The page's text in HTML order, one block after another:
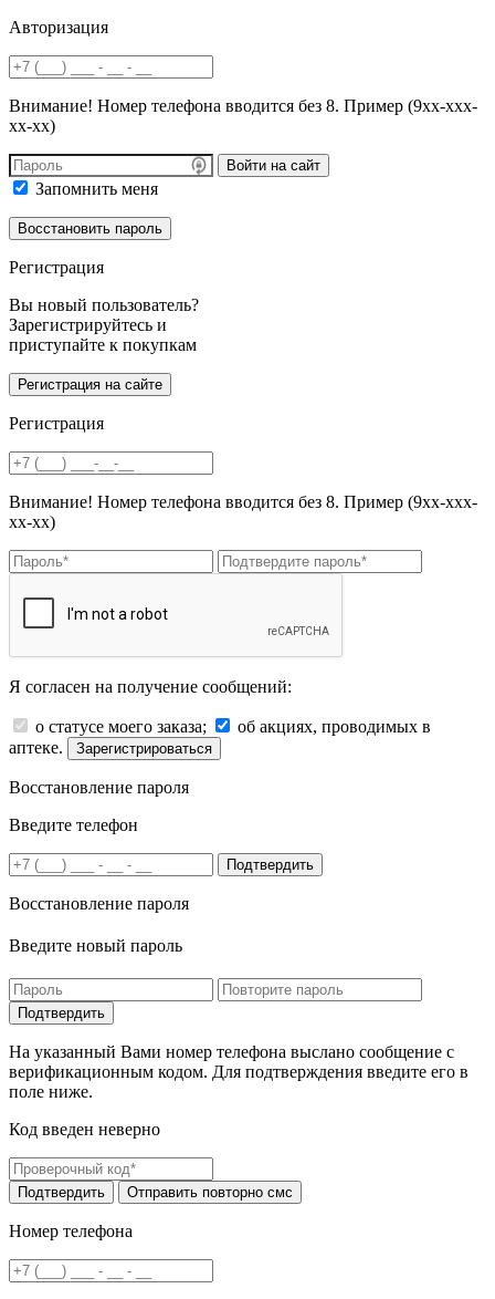
Авторизация
Внимание! Номер телефона вводится без 8. Пример (9хх-ххх-
хх-хх)
Войти на сайт
Запомнить меня
Регистрация
Вы новый пользователь?
Зарегистрируйтесь и
приступайте к покупкам
Регистрация
Внимание! Номер телефона вводится без 8. Пример (9хх-ххх-
хх-хх)
Я согласен на получение сообщений:
о статусе моего заказа;
об акциях, проводимых в
аптеке.
Зарегистрироваться
Восстановление пароля
Введите телефон
Подтвердить
Восстановление пароля
Введите новый пароль
На указанный Вами номер телефона выслано сообщение с
верификационным кодом. Для подтверждения введите его в
поле ниже.
Код введен неверно
Номер телефона